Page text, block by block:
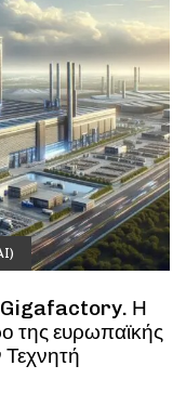
Gigafactory. Η
της ευρωπαϊκής